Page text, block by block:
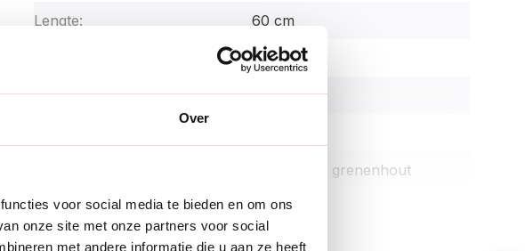
Over
voor social media te bieden en om ons
onze site met onze partners voor social
met andere informatie die u aan ze heeft
Lengte: 60 cm
2,5 cm
Hoogte: 14,5 cm
Essenhout, grenenhout
Kleur: Bruin
Lees meer